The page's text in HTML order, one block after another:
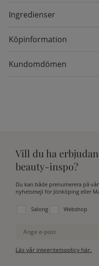
Ingredienser
Köpinformation
Kundomdömen
Vill du ha
beauty-inspo?
Du kan både prenumerera på
nyhetsmejl för Jönköping eller
Välj vilken lista du vill
Salong Webshop
Ange e-post
Läs vår integritetspolicy här.